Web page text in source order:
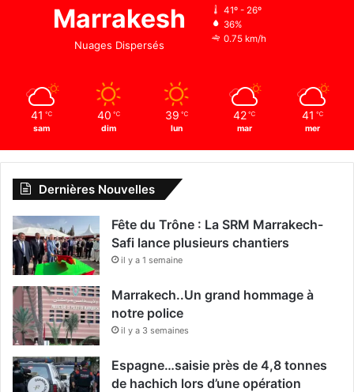
Marrakesh
Nuages Dispersés
41º - 26º
36%
0.75 km/h
41 ℃
sam
40 ℃
dim
39 ℃
lun
42 ℃
mar
41 ℃
mer
Dernières Nouvelles
Fête du Trône : La SRM Marrakech-
Safi lance plusieurs chantiers
il y a 1 semaine
Marrakech..Un grand hommage à
notre police
il y a 3 semaines
Espagne…saisie près de 4,8 tonnes
de hachich lors d’une opération